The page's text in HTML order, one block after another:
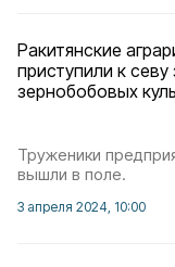
Ракитянские
приступили к
зернобобовых
Труженики
вышли в поле.
3 апреля 2024, 10:00